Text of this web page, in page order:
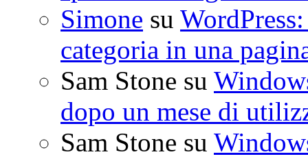
Simone su
categoria in una
Sam Stone su
dopo un mese di
Sam Stone su